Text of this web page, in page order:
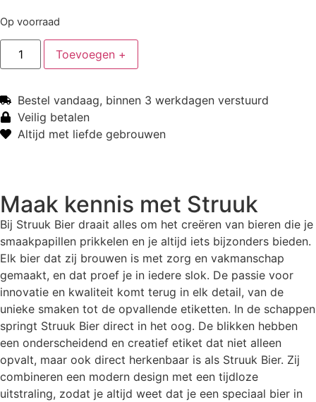
Op voorraad
Toevoegen +
Bestel vandaag, binnen 3 werkdagen verstuurd
Veilig betalen
Altijd met liefde gebrouwen
Maak kennis met Struuk
Bij Struuk Bier draait alles om het creëren van bieren die je
smaakpapillen prikkelen en je altijd iets bijzonders bieden.
Elk bier dat zij brouwen is met zorg en vakmanschap
gemaakt, en dat proef je in iedere slok. De passie voor
innovatie en kwaliteit komt terug in elk detail, van de
unieke smaken tot de opvallende etiketten. In de schappen
springt Struuk Bier direct in het oog. De blikken hebben
een onderscheidend en creatief etiket dat niet alleen
opvalt, maar ook direct herkenbaar is als Struuk Bier. Zij
combineren een modern design met een tijdloze
uitstraling, zodat je altijd weet dat je een speciaal bier in